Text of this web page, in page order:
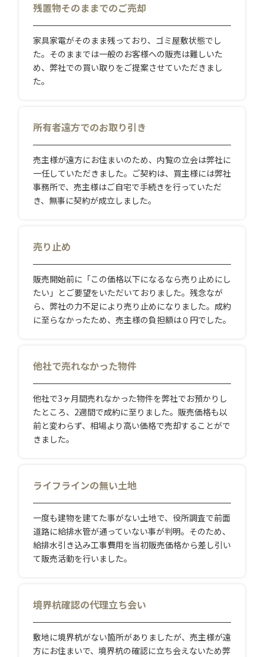
残置物そのままでのご売却
家具家電がそのまま残っており、ゴミ屋敷状態でし
た。そのままでは一般のお客様への販売は難しいた
め、弊社での買い取りをご提案させていただきまし
た。
所有者遠方でのお取り引き
売主様が遠方にお住まいのため、内覧の立会は弊社に
一任していただきました。ご契約は、買主様には弊社
事務所で、売主様はご自宅で手続きを行っていただ
き、無事に契約が成立しました。
売り止め
販売開始前に「この価格以下になるなら売り止めにし
たい」とご要望をいただいておりました。残念なが
ら、弊社の力不足により売り止めになりました。成約
に至らなかったため、売主様の負担額は０円でした。
他社で売れなかった物件
他社で3ヶ月間売れなかった物件を弊社でお預かりし
たところ、2週間で成約に至りました。販売価格も以
前と変わらず、相場より高い価格で売却することがで
きました。
ライフラインの無い土地
一度も建物を建てた事がない土地で、役所調査で前面
道路に給排水管が通っていない事が判明。そのため、
給排水引き込み工事費用を当初販売価格から差し引い
て販売活動を行いました。
境界杭確認の代理立ち会い
敷地に境界杭がない箇所がありましたが、売主様が遠
方にお住まいで、境界杭の確認に立ち会えないため弊